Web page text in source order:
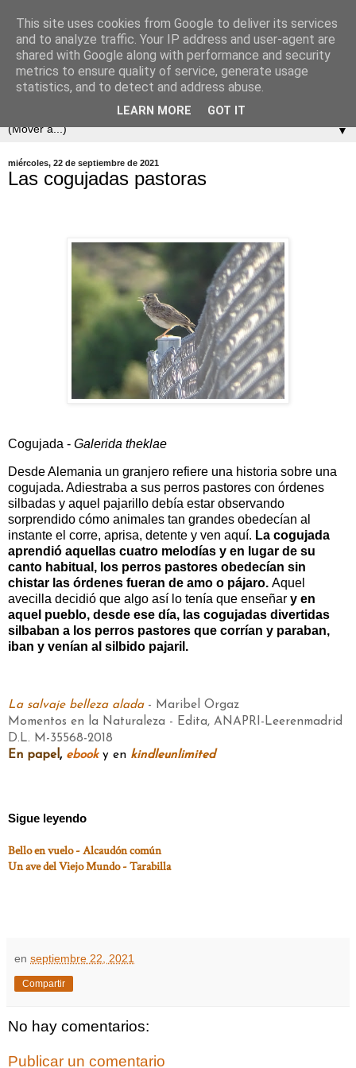
▼
miércoles, 22 de septiembre de 2021
Las cogujadas pastoras
Cogujada - Galerida theklae
Desde Alemania un granjero refiere una historia sobre una
cogujada. Adiestraba a sus perros pastores con órdenes
silbadas y aquel pajarillo debía estar observando
sorprendido cómo animales tan grandes obedecían al
instante el corre, aprisa, detente y ven aquí. La cogujada
aprendió aquellas cuatro melodías y en lugar de su
canto habitual, los perros pastores obedecían sin
chistar las órdenes fueran de amo o pájaro. Aquel
avecilla decidió que algo así lo tenía que enseñar y en
aquel pueblo, desde ese día, las cogujadas divertidas
silbaban a los perros pastores que corrían y paraban,
iban y venían al silbido pajaril.
La salvaje belleza alada - Maribel Orgaz
Momentos en la Naturaleza - Edita, ANAPRI-Leerenmadrid
D.L. M-35568-2018
En papel , ebook y en kindleunlimited
Sigue leyendo
Bello en vuelo - Alcaudón común
Un ave del Viejo Mundo - Tarabilla
en septiembre 22, 2021
Compartir
No hay comentarios:
Publicar un comentario
This site uses cookies from Google to deliver its services
and to analyze traffic. Your IP address and user-agent are
shared with Google along with performance and security
metrics to ensure quality of service, generate usage
statistics, and to detect and address abuse.
LEARN MORE GOT IT